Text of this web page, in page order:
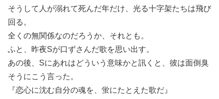
そうして人が溺れて死んだ年だけ、光る十字架たちは飛び
回る。
全くの無関係なのだろうか、それとも。
ふと、昨夜Sが口ずさんだ歌を思い出す。
あの後、Sにあれはどういう意味かと訊くと、彼は面倒臭
そうにこう言った。
『恋心に沈む自分の魂を、蛍にたとえた歌だ』